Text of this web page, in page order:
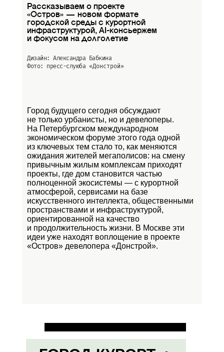
Рассказываем о проекте
«Остров» — новом формате
городской среды с курортной
инфраструктурой, AI-консьержем
и фокусом на долголетие
Дизайн: Александра Бабкина
Фото: пресс-слуюба «Донстрой»
Город будущего сегодня обсуждают
не только урбанисты, но и девелоперы.
На Петербургском международном
экономическом форуме этого года одной
из ключевых тем стало то, как меняются
ожидания жителей мегаполисов: на смену
привычным жилым комплексам приходят
проекты, где дом становится частью
полноценной экосистемы — с курортной
атмосферой, сервисами на базе
искусственного интеллекта, общественными
пространствами и инфраструктурой,
ориентированной на качество
и продолжительность жизни. В Москве эти
идеи уже находят воплощение в проекте
«Остров» девелопера «Донстрой».